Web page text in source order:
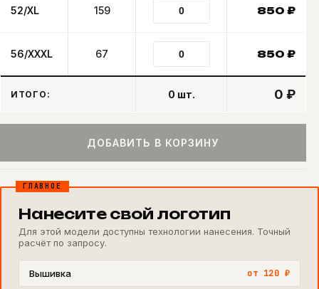
52/XL 159 850 ₽
56/XXXL 67 850 ₽
ИТОГО: 0 шт. 0 ₽
ДОБАВИТЬ В КОРЗИНУ
ГЛАВНОЕ
Нанесите свой логотип
Для этой модели доступны технологии нанесения. Точный
расчёт по запросу.
Вышивка от 120 ₽